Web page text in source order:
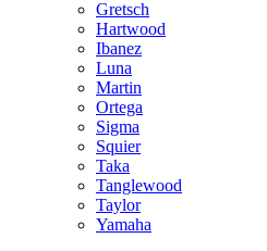
Gretsch
Hartwood
Ibanez
Luna
Martin
Ortega
Sigma
Squier
Taka
Tanglewood
Taylor
Yamaha